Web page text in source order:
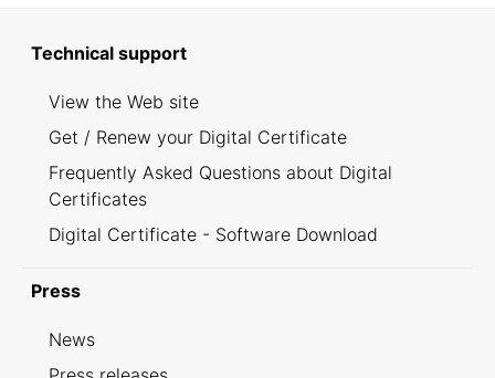
Technical support
View the Web site
Get / Renew your Digital Certificate
Frequently Asked Questions about Digital
Certificates
Digital Certificate - Software Download
Press
News